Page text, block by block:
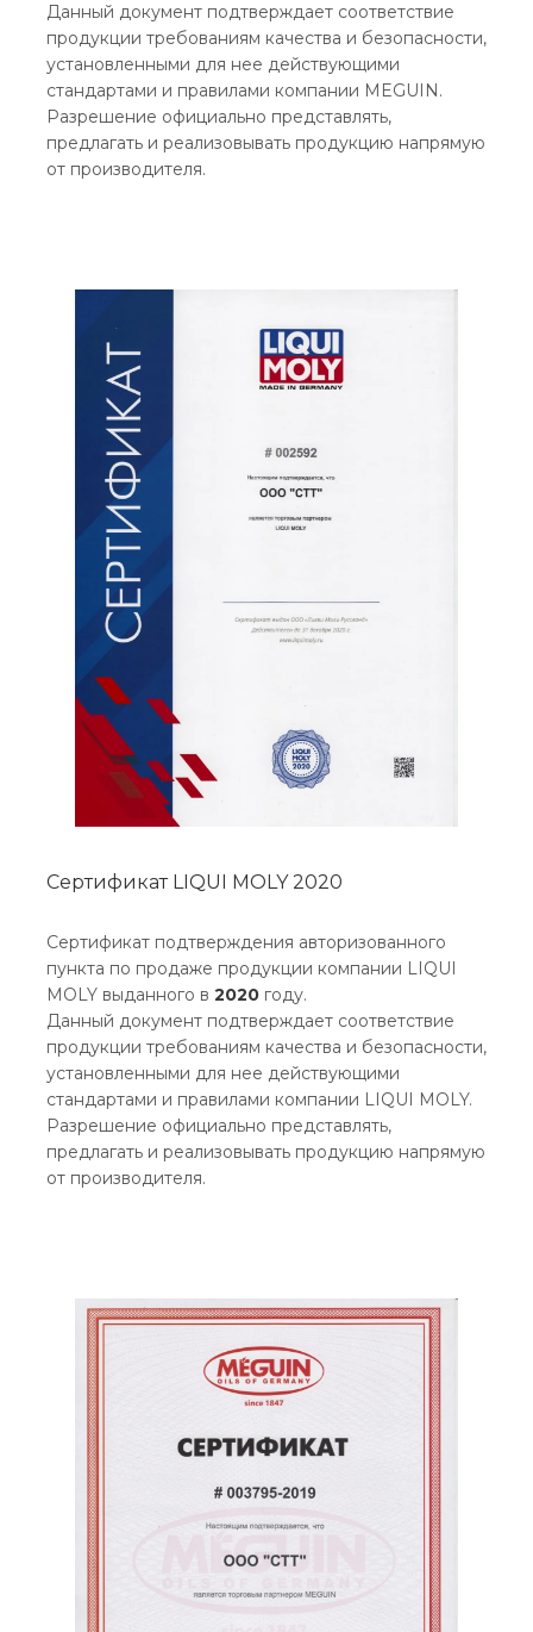
Данный документ подтверждает соответствие
продукции требованиям качества и безопасности,
установленными для нее действующими
стандартами и правилами компании MEGUIN.
Разрешение официально представлять,
предлагать и реализовывать продукцию напрямую
от производителя.
Сертификат LIQUI MOLY 2020
Сертификат подтверждения авторизованного
пункта по продаже продукции компании LIQUI
MOLY выданного в 2020 году.
Данный документ подтверждает соответствие
продукции требованиям качества и безопасности,
установленными для нее действующими
стандартами и правилами компании LIQUI MOLY.
Разрешение официально представлять,
предлагать и реализовывать продукцию напрямую
от производителя.